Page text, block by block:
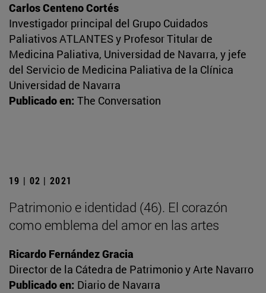
Carlos Centeno Cortés
Investigador principal del Grupo Cuidados
Paliativos ATLANTES y Profesor Titular de
Medicina Paliativa, Universidad de Navarra, y jefe
del Servicio de Medicina Paliativa de la Clínica
Universidad de Navarra
Publicado en: The Conversation
19 | 02 | 2021
Patrimonio e identidad (46). El corazón
como emblema del amor en las artes
Ricardo Fernández Gracia
Director de la Cátedra de Patrimonio y Arte Navarro
Publicado en: Diario de Navarra